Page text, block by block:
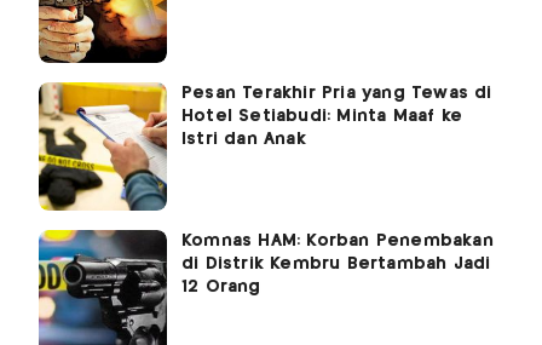
Pesan Terakhir Pria yang Tewas di
Hotel Setiabudi: Minta Maaf ke
Istri dan Anak
Komnas HAM: Korban Penembakan
di Distrik Kembru Bertambah Jadi
12 Orang